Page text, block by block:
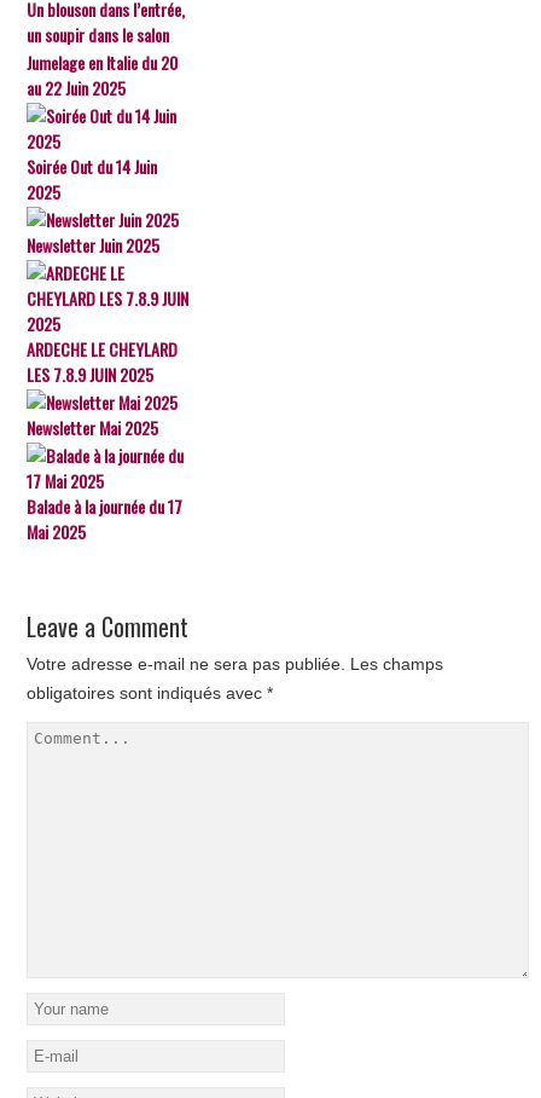
Un blouson dans l’entrée,
un soupir dans le salon
Jumelage en Italie du 20
au 22 Juin 2025
Soirée Out du 14 Juin
2025
Newsletter Juin 2025
ARDECHE LE CHEYLARD
LES 7.8.9 JUIN 2025
Newsletter Mai 2025
Balade à la journée du 17
Mai 2025
Leave a Comment
Votre adresse e-mail ne sera pas publiée. Les champs
obligatoires sont indiqués avec*